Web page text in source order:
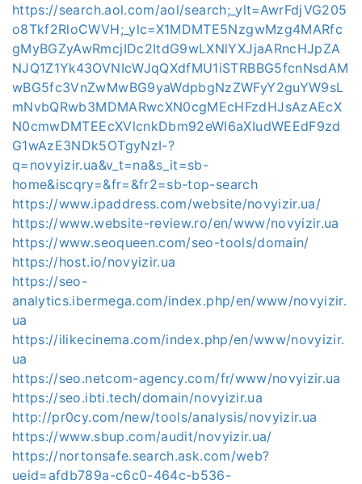
https://search.aol.com/aol/search;_ylt=AwrFdjVG205
o8Tkf2RloCWVH;_ylc=X1MDMTE5NzgwMzg4MARfc
gMyBGZyAwRmcjIDc2ItdG9wLXNlYXJjaARncHJpZA
NJQ1Z1Yk43OVNIcWJqQXdfMU1iSTRBBG5fcnNsdAM
wBG5fc3VnZwMwBG9yaWdpbgNzZWFyY2guYW9sL
mNvbQRwb3MDMARwcXN0cgMEcHFzdHJsAzAEcX
N0cmwDMTEEcXVlcnkDbm92eWl6aXIudWEEdF9zd
G1wAzE3NDk5OTgyNzI-?
q=novyizir.ua&v_t=na&s_it=sb-
home&iscqry=&fr=&fr2=sb-top-search
https://www.ipaddress.com/website/novyizir.ua/
https://www.website-review.ro/en/www/novyizir.ua
https://www.seoqueen.com/seo-tools/domain/
https://host.io/novyizir.ua
https://seo-
analytics.ibermega.com/index.php/en/www/novyizir.
ua
https://ilikecinema.com/index.php/en/www/novyizir.
ua
https://seo.netcom-agency.com/fr/www/novyizir.ua
https://seo.ibti.tech/domain/novyizir.ua
http://pr0cy.com/new/tools/analysis/novyizir.ua
https://www.sbup.com/audit/novyizir.ua/
https://nortonsafe.search.ask.com/web?
ueid=afdb789a-c6c0-464c-b536-